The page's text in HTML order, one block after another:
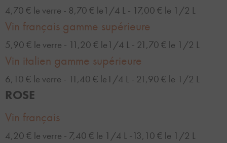
4,70 € le verre - 8,70 € le1/4 L - 17,00 € le 1/2 L
Vin français gamme supérieure
5,90 € le verre - 11,20 € le1/4 L - 21,70 € le 1/2 L
Vin italien gamme supérieure
6,10 € le verre - 11,40 € le1/4 L - 21,90 € le 1/2 L
ROSE
Vin français
4,20 € le verre - 7,40 € le 1/4 L -13,10 € le 1/2 L